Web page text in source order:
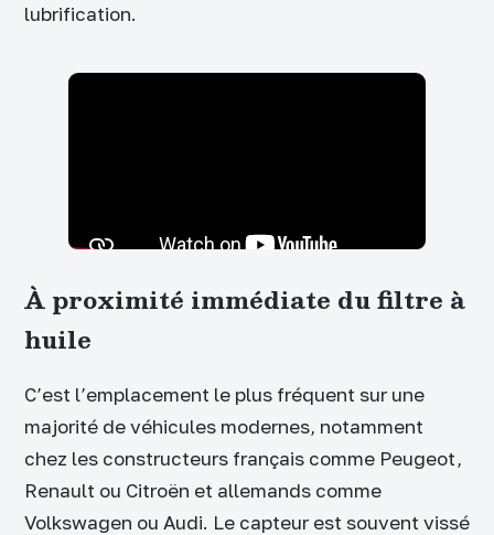
lubrification.
À proximité immédiate du filtre à
huile
C’est l’emplacement le plus fréquent sur une
majorité de véhicules modernes, notamment
chez les constructeurs français comme Peugeot,
Renault ou Citroën et allemands comme
Volkswagen ou Audi. Le capteur est souvent vissé